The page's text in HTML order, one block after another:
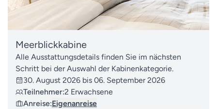
Meerblickkabine
Alle Ausstattungsdetails finden Sie im nächsten
Schritt bei der Auswahl der Kabinenkategorie.
30. August 2026 bis 06. September 2026
Teilnehmer:2 Erwachsene
Anreise:Eigenanreise